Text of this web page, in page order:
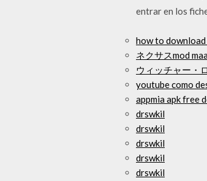
entrar en los
how to
ネクサスmod
ウィッチャー・
youtube como
appmia apk free
drswkil
drswkil
drswkil
drswkil
drswkil